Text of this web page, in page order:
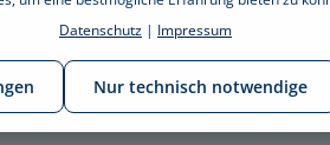
sind Kriterien, die auf eine
Klima benötigen, muss eine
In atmungsaktiven Matratzen
in dem sich Milben
Datenschutz | Impressum
Nur technisch notwendige